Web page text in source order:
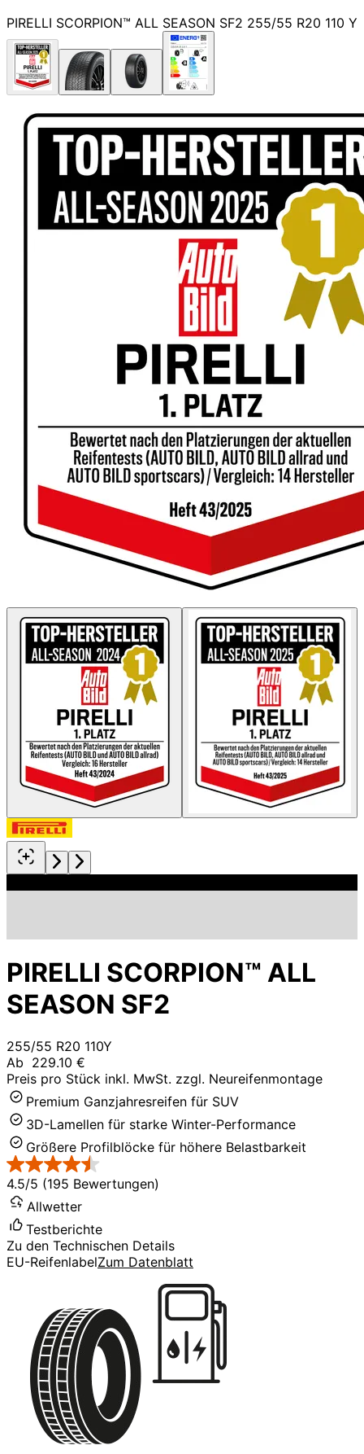
PIRELLI SCORPION™ ALL SEASON SF2 255/55 R20 110 Y
PIRELLI SCORPION™ ALL
SEASON SF2
255/55 R20 110Y
Ab 229.10 €
Preis pro Stück inkl. MwSt. zzgl. Neureifenmontage
Premium Ganzjahresreifen für SUV
3D-Lamellen für starke Winter-Performance
Größere Profilblöcke für höhere Belastbarkeit
4.5/5 (195 Bewertungen)
Allwetter
Testberichte
Zu den Technischen Details
EU-ReifenlabelZum Datenblatt